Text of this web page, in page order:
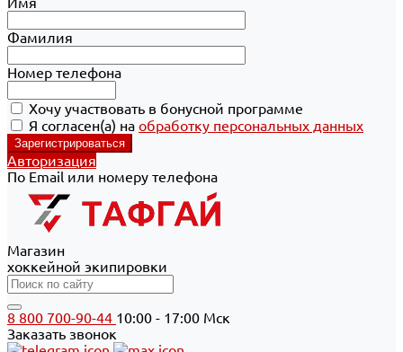
Фамилия
Номер телефона
Хочу участвовать в бонусной программе
Я согласен(а) на обработку персональных данных
Авторизация
По Email или номеру телефона
Магазин
хоккейной экипировки
8 800 700-90-44 10:00 - 17:00 Мск
Заказать звонок